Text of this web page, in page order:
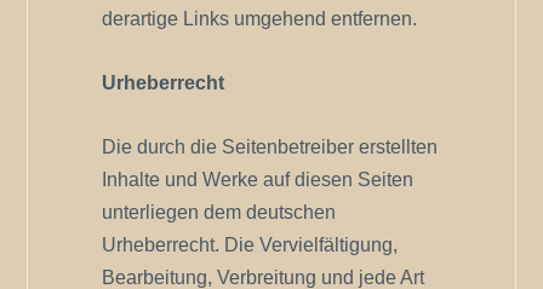
derartige Links umgehend entfernen.
Urheberrecht
Die durch die Seitenbetreiber erstellten
Inhalte und Werke auf diesen Seiten
unterliegen dem deutschen
Urheberrecht. Die Vervielfältigung,
Bearbeitung, Verbreitung und jede Art